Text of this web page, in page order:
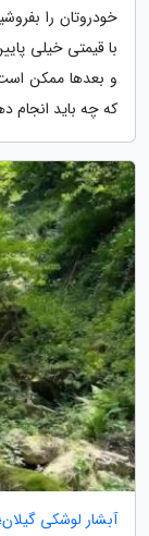
خودروتان را
با قیمتی خیلی
و بعدها ممکن
که چه باید انجام
آبشار لوشکی